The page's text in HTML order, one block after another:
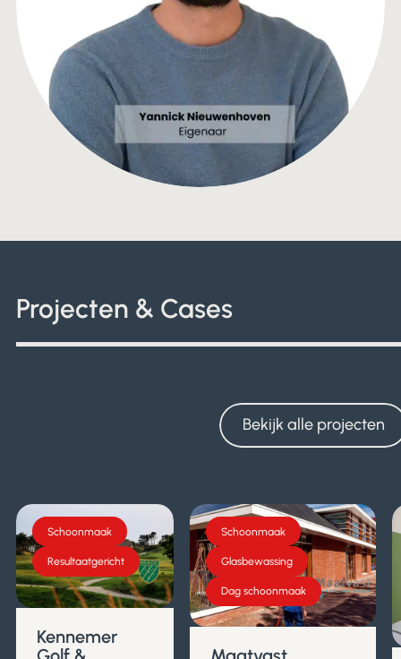
Projecten & Cases
Bekijk alle projecten
Bekijk alle projecten
Schoonmaak
Resultaatgericht
Kennemer
Schoonmaak
Glasbewassing
Dag schoonmaak